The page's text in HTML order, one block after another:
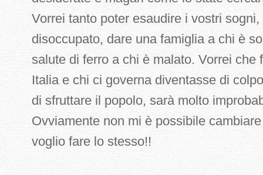
Vorrei tanto poter esaudire i vostri
disoccupato, dare una famiglia a chi è
salute di ferro a chi è malato. Vorrei
Italia e chi ci governa diventasse di
di sfruttare il popolo, sarà molto
Ovviamente non mi è possibile
voglio fare lo stesso!!